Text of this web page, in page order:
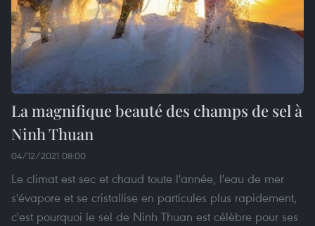
La magnifique beauté des champs de sel à
Ninh Thuan
04/12/2021 08:00
Le climat est sec et chaud toute l'année, l'eau de mer
s'évapore et se cristallise en particules plus rapidement,
c'est pourquoi le sel de Ninh Thuan est célèbre pour ses